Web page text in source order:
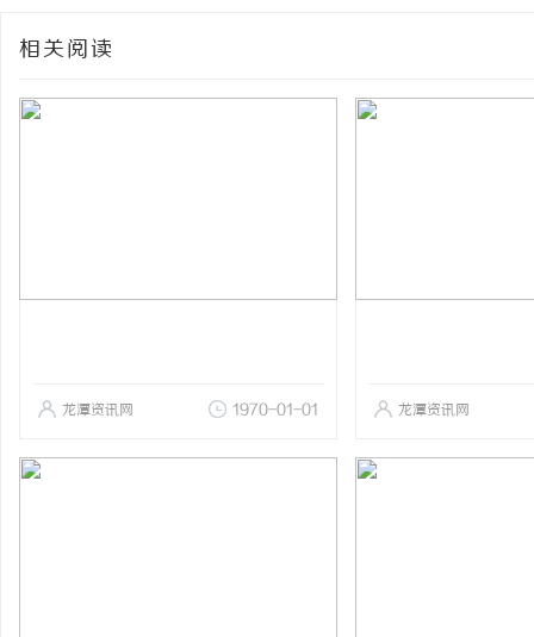
相关阅读
龙潭资讯网 1970-01-01 龙潭资讯网